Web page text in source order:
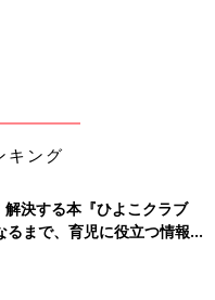
キング
決する本『ひよこクラブ
まで、育児に役立つ情報が